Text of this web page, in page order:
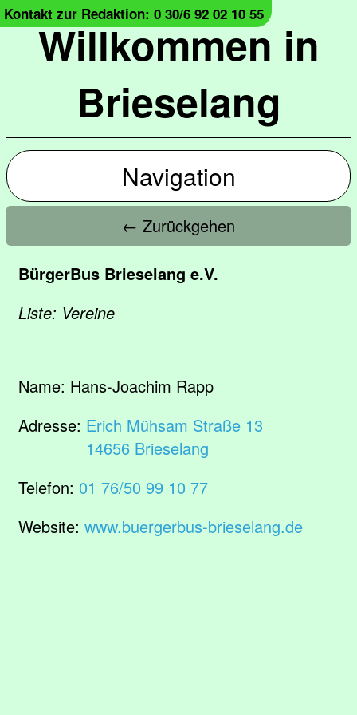
Willkommen in
Brieselang
Kontakt zur Redaktion: 0 30/6 92 02 10 55
Navigation
← Zurückgehen
BürgerBus Brieselang e.V.
Liste: Vereine
Name: Hans-Joachim Rapp
Adresse: Erich Mühsam Straße 13
14656 Brieselang
Telefon: 01 76/50 99 10 77
Website: www.buergerbus-brieselang.de